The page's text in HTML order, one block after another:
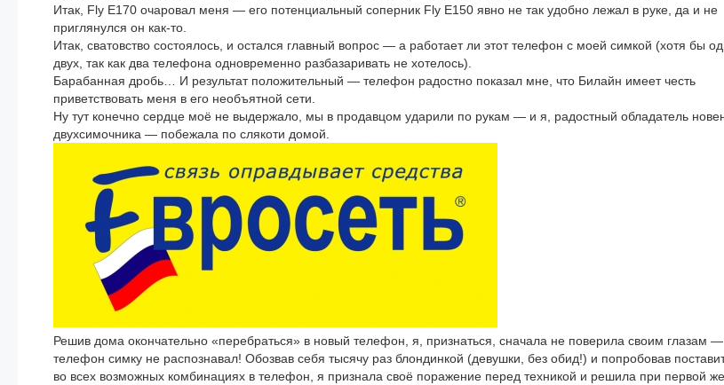
Итак, Fly E170 очаровал меня — его потенциальный соперник Fly E150 явно не так удобно лежал в руке, да и не
приглянулся он как-то.
Итак, сватовство состоялось, и остался главный вопрос — а работает ли этот телефон с моей симкой (хотя бы
двух, так как два телефона одновременно разбазаривать не хотелось).
Барабанная дробь… И результат положительный — телефон радостно показал мне, что Билайн имеет честь
приветствовать меня в его необъятной сети.
Ну тут конечно сердце моё не выдержало, мы в продавцом ударили по рукам — и я, радостный обладатель
двухсимочника — побежала по слякоти домой.
Решив дома окончательно «перебраться» в новый телефон, я, признаться, сначала не поверила своим глазам —
телефон симку не распознавал! Обозвав себя тысячу раз блондинкой (девушки, без обид!) и попробовав
во всех возможных комбинациях в телефон, я признала своё поражение перед техникой и решила при первой же